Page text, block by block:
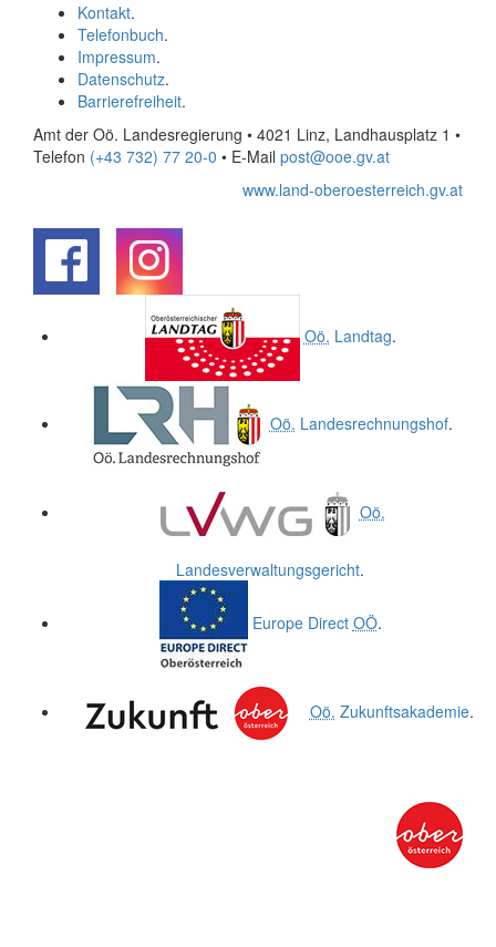
Kontakt.
Telefonbuch.
Impressum.
Datenschutz.
Barrierefreiheit.
Amt der Oö. Landesregierung • 4021 Linz, Landhausplatz 1 •
Telefon (+43 732) 77 20-0 • E-Mail post@ooe.gv.at
www.land-oberoesterreich.gv.at
Oö. Landtag.
Oö. Landesrechnungshof.
Oö.
Landesverwaltungsgericht.
Europe Direct OÖ.
Oö. Zukunftsakademie.